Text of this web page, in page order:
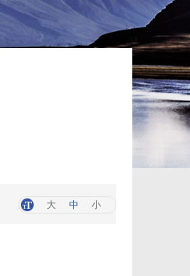
大 中 小